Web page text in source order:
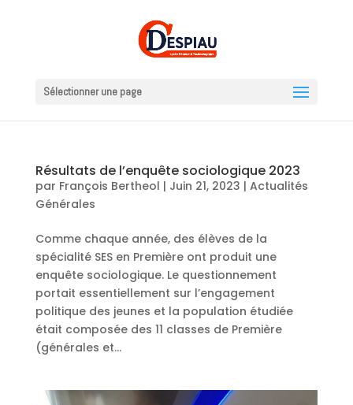
Sélectionner une page
Résultats de l’enquête sociologique 2023
par François Bertheol | Juin 21, 2023 | Actualités
Générales
Comme chaque année, des élèves de la
spécialité SES en Première ont produit une
enquête sociologique. Le questionnement
portait essentiellement sur l’engagement
politique des jeunes et la population étudiée
était composée des 11 classes de Première
(générales et...